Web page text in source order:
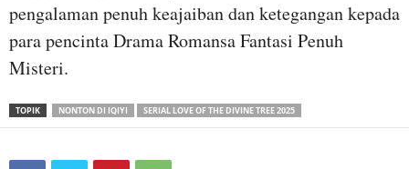
pengalaman penuh keajaiban dan ketegangan kepada
para pencinta Drama Romansa Fantasi Penuh
Misteri.
TOPIK NONTON DI IQIYI SERIAL LOVE OF THE DIVINE TREE 2025